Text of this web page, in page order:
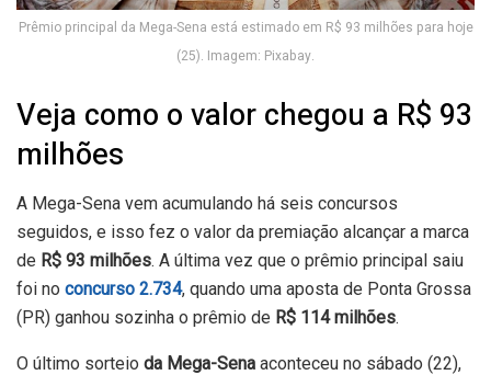
Prêmio principal da Mega-Sena está estimado em R$ 93 milhões para hoje
(25). Imagem: Pixabay.
Veja como o valor chegou a R$ 93
milhões
A Mega-Sena vem acumulando há seis concursos
seguidos, e isso fez o valor da premiação alcançar a marca
de R$ 93 milhões. A última vez que o prêmio principal saiu
foi no concurso 2.734, quando uma aposta de Ponta Grossa
(PR) ganhou sozinha o prêmio de R$ 114 milhões.
O último sorteio da Mega-Sena aconteceu no sábado (22),